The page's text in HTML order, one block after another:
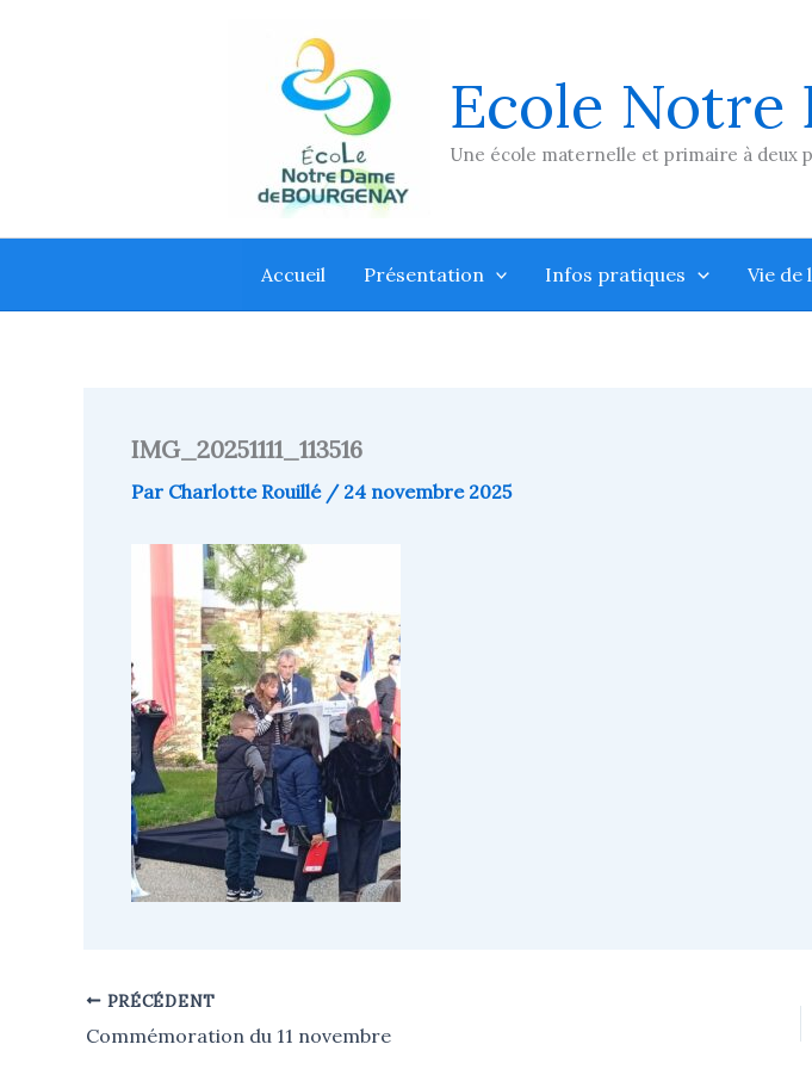
Ecole Notre
Une école maternelle et primaire à deux
Accueil Présentation Infos pratiques Vie de
IMG_20251111_113516
Par Charlotte Rouillé / 24 novembre 2025
PRÉCÉDENT
Commémoration du 11 novembre